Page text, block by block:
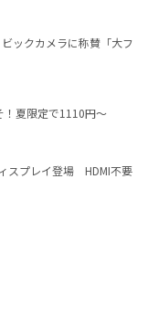
ックカメラに称賛「大フ
！夏限定で1110円～
スプレイ登場 HDMI不要